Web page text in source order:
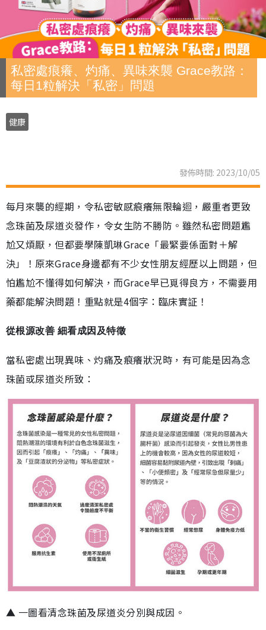
私密處痕癢、灼痛、異味來襲 Grace教路：
每日1粒解決「私密」問題
健康
發佈時間: 2023/10/05
每月來襲的經期，令私密敏感痕癢無限輪迴，嚴重者更致
念珠菌及尿道炎發作，令女生防不勝防。雖然私密問題尷
尬又煩厭，但都要學陳凱琳Grace「最緊要係面對＋解
決」！原來Grace身邊都有不少女性朋友經歷以上問題，但
怕尷尬不懂得如何解決，而Grace早已覓得良方，不需要用
藥都能解決問題！重點就是4個字：臨床實証！
從根源改善 細看成因及特徵
當私密處出現異味、灼痛及痕癢狀況時，有可能是因為念
珠菌或尿道炎所致：
▲ 一圖看清念珠菌及尿道炎分別與成因。